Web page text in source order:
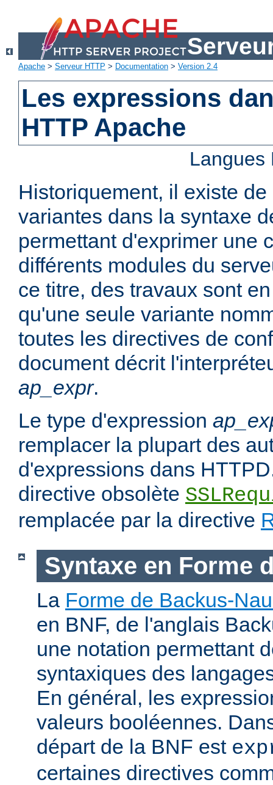
Apache > Serveur HTTP > Documentation > Version 2.4
Les expressions
HTTP Apache
Historiquement, il existe
variantes dans la syntaxe
permettant d'exprimer une
différents modules du
ce titre, des travaux sont
qu'une seule variante
toutes les directives de
document décrit
ap_expr.
Le type d'expression
remplacer la plupart des
d'expressions dans
directive obsolète
remplacée par la directive
Syntaxe en Forme
La Forme de Backus-
en BNF, de l'anglais
une notation permettant
syntaxiques des
En général, les
valeurs booléennes.
départ de la BNF est
certaines directives